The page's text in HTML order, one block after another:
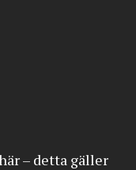
– detta gäller